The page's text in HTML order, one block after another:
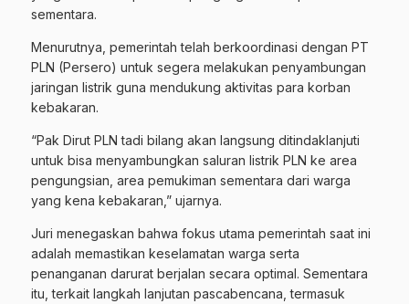
sementara.
Menurutnya, pemerintah telah berkoordinasi dengan PT
PLN (Persero) untuk segera melakukan penyambungan
jaringan listrik guna mendukung aktivitas para korban
kebakaran.
“Pak Dirut PLN tadi bilang akan langsung ditindaklanjuti
untuk bisa menyambungkan saluran listrik PLN ke area
pengungsian, area pemukiman sementara dari warga
yang kena kebakaran,” ujarnya.
Juri menegaskan bahwa fokus utama pemerintah saat ini
adalah memastikan keselamatan warga serta
penanganan darurat berjalan secara optimal. Sementara
itu, terkait langkah lanjutan pascabencana, termasuk